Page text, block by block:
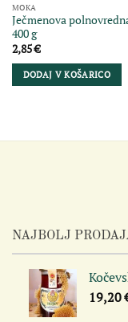
MOKA
Ječmenova
400 g
2,85€
DODAJ V KOŠARICO
NAJBOLJ
19,20